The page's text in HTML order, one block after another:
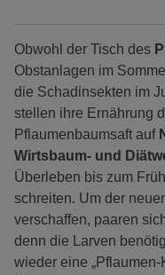
Obwohl der Tisch des
Obstanlagen im
die Schadinsekten im
stellen ihre Ernährung
Pflaumenbaumsaft auf
Wirtsbaum- und
Überleben bis zum
schreiten. Um der
verschaffen, paaren
denn die Larven
wieder eine